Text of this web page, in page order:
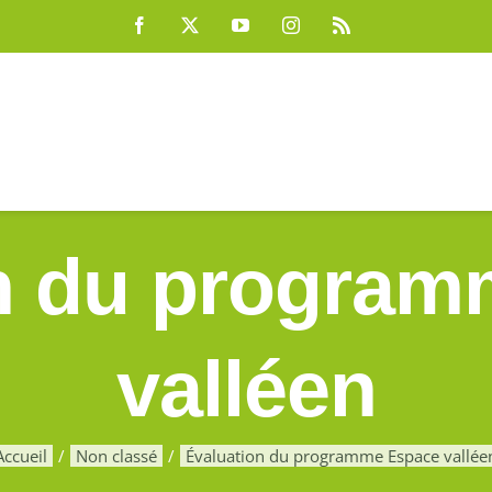
Facebook YouTubeInstagram
du
valléen
Non classé Évaluation du programme Espace